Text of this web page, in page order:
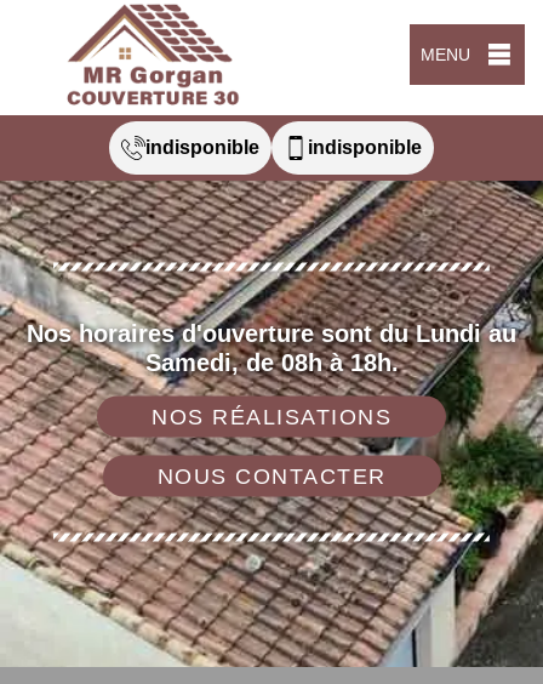
MENU
indisponible indisponible
Nos horaires d'ouverture sont du Lundi au
Samedi, de 08h à 18h.
NOS RÉALISATIONS
NOUS CONTACTER